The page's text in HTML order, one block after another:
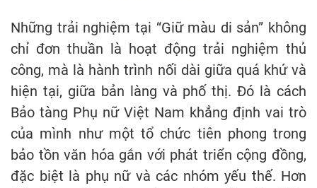
Những trải nghiệm tại “Giữ màu di sản” không
chỉ đơn thuần là hoạt động trải nghiệm thủ
công, mà là hành trình nối dài giữa quá khứ và
hiện tại, giữa bản làng và phố thị. Đó là cách
Bảo tàng Phụ nữ Việt Nam khẳng định vai trò
của mình như một tổ chức tiên phong trong
bảo tồn văn hóa gắn với phát triển cộng đồng,
đặc biệt là phụ nữ và các nhóm yếu thế. Hơn